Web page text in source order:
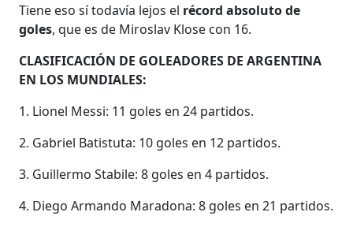
Tiene eso sí todavía lejos el récord absoluto de
goles, que es de Miroslav Klose con 16.
CLASIFICACIÓN DE GOLEADORES DE ARGENTINA
EN LOS MUNDIALES:
1. Lionel Messi: 11 goles en 24 partidos.
2. Gabriel Batistuta: 10 goles en 12 partidos.
3. Guillermo Stabile: 8 goles en 4 partidos.
4. Diego Armando Maradona: 8 goles en 21 partidos.